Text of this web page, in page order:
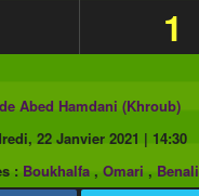
1
Abed Hamdani (Khroub)
22 Janvier 2021 | 14:30
: Boukhalfa , Omari , Benali